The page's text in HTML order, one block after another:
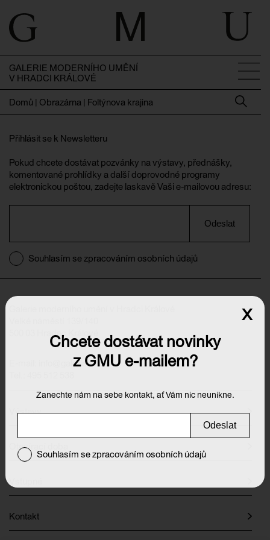
GALERIE MODERNÍHO UMĚNÍ
V HRADCI KRÁLOVÉ
Domů | Obrazárna | Foltýnova krajina
Přihlásit se k Newsletteru
Pokud chcete dostávat pozvánky na výstavy, přednášky,
komentované prohlídky a další doprovodné programy
elektronickou poštou, zadejte laskavě Vaši e-mailovou adresu:
Odeslat
Souhlasím se zpracováním osobních údajů
500 03 Hradec Králové
info@galeriehk.cz
Výstavy
Otevírací doba
Kontakt
Chcete dostávat novinky
z GMU e-mailem?
Zanechte nám na sebe kontakt, ať Vám nic neunikne.
Odeslat
Souhlasím se zpracováním osobních údajů
x